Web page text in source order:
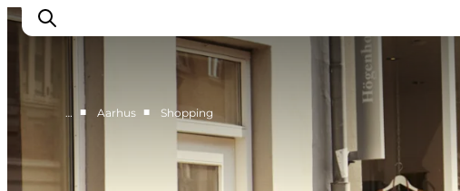
Aarhus
… ■ Aarhus ■ Shopping